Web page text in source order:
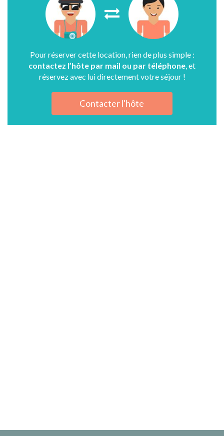
Pour réserver cette location, rien de plus simple :
contactez l’hôte par mail ou par téléphone , et
réservez avec lui directement votre séjour !
Contacter l'hôte